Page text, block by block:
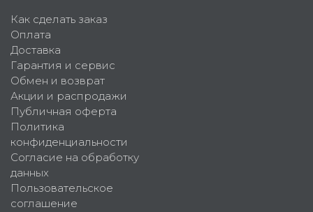
Как сделать заказ
Оплата
Доставка
Гарантия и сервис
Обмен и возврат
Акции и распродажи
Публичная оферта
Политика
конфиденциальности
Согласие на обработку
данных
Пользовательское
соглашение